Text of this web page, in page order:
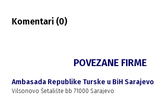
Komentari (0)
POVEZANE FIRME
Ambasada Republike Turske u BiH Sarajevo
Vilsonovo Šetalište bb 71000 Sarajevo